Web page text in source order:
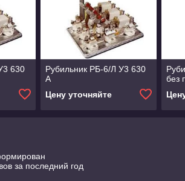
630
Рубильник РБ-6/Л У3 630
А
Цену уточняйте
без
за последний год